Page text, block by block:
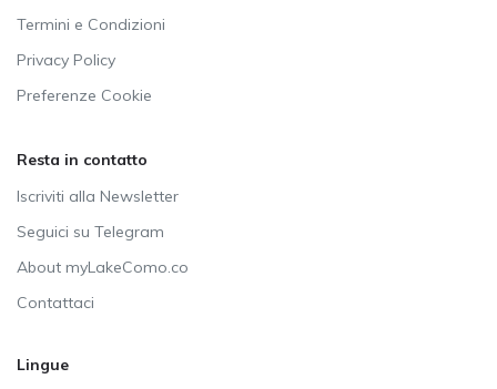
Termini e Condizioni
Privacy Policy
Preferenze Cookie
Resta in contatto
Iscriviti alla Newsletter
Seguici su Telegram
About myLakeComo.co
Contattaci
Lingue